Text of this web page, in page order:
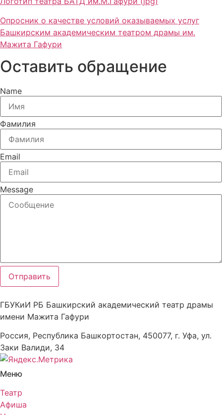
Опросник о качестве условий оказываемых услуг
Башкирским академическим театром драмы им.
Мажита Гафури
Оставить обращение
Name
Фамилия
Email
Message
Отправить
ГБУКиИ РБ Башкирский академический театр драмы
имени Мажита Гафури
Россия, Республика Башкортостан, 450077, г. Уфа, ул.
Заки Валиди, 34
Меню
Театр
Афиша